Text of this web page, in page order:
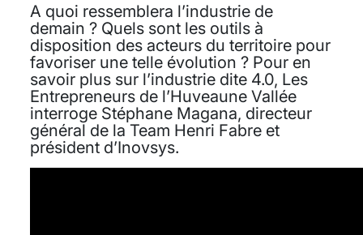
A quoi ressemblera l’industrie de
demain ? Quels sont les outils à
disposition des acteurs du territoire pour
favoriser une telle évolution ? Pour en
savoir plus sur l’industrie dite 4.0, Les
Entrepreneurs de l’Huveaune Vallée
interroge Stéphane Magana, directeur
général de la Team Henri Fabre et
président d’Inovsys.